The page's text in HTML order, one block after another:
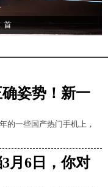
首
姿势！新一
的一些国产热门手机上，
月6日，你对